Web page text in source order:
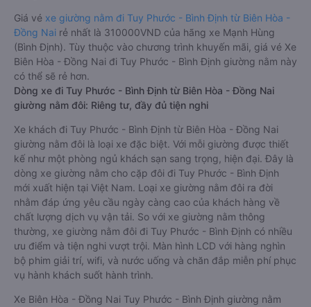
Giá vé xe giường nằm đi Tuy Phước - Bình Định từ Biên Hòa -
Đồng Nai rẻ nhất là 310000VND của hãng xe Mạnh Hùng
(Bình Định). Tùy thuộc vào chương trình khuyến mãi, giá vé Xe
Biên Hòa - Đồng Nai đi Tuy Phước - Bình Định giường nằm này
có thể sẽ rẻ hơn.
Dòng xe đi Tuy Phước - Bình Định từ Biên Hòa - Đồng Nai
giường nằm đôi: Riêng tư, đầy đủ tiện nghi
Xe khách đi Tuy Phước - Bình Định từ Biên Hòa - Đồng Nai
giường nằm đôi là loại xe đặc biệt. Với mỗi giường được thiết
kế như một phòng ngủ khách sạn sang trọng, hiện đại. Đây là
dòng xe giường nằm cho cặp đôi đi Tuy Phước - Bình Định
mới xuất hiện tại Việt Nam. Loại xe giường nằm đôi ra đời
nhằm đáp ứng yêu cầu ngày càng cao của khách hàng về
chất lượng dịch vụ vận tải. So với xe giường nằm thông
thường, xe giường nằm đôi đi Tuy Phước - Bình Định có nhiều
ưu điểm và tiện nghi vượt trội. Màn hình LCD với hàng nghìn
bộ phim giải trí, wifi, và nước uống và chăn đắp miễn phí phục
vụ hành khách suốt hành trình.
Xe Biên Hòa - Đồng Nai Tuy Phước - Bình Định giường nằm